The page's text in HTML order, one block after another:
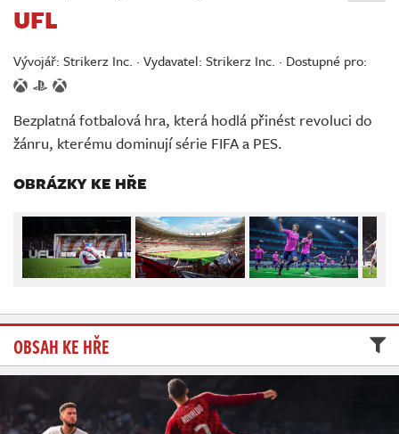
Databáze
Komunita
Redakce
Živě
UFL
Vývojář: Strikerz Inc. · Vydavatel: Strikerz Inc. · Dostupné pro:
Bezplatná fotbalová hra, která hodlá přinést revoluci do
žánru, kterému dominují série FIFA a PES.
OBRÁZKY KE HŘE
OBSAH KE HŘE